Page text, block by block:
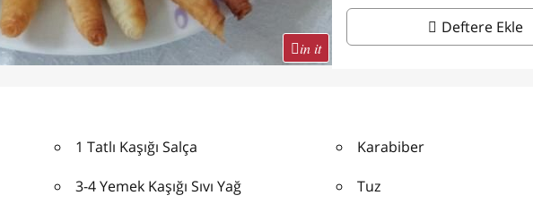
in it
Deftere Ekle
1 Tatlı Kaşığı Salça
3-4 Yemek Kaşığı Sıvı Yağ
Karabiber
Tuz